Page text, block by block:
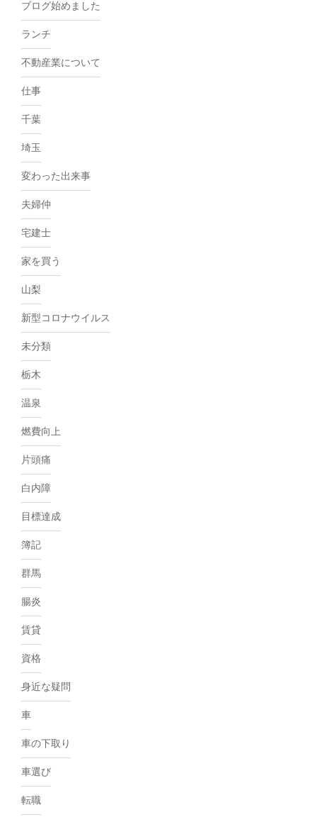
ブログ始めました
ランチ
不動産業について
仕事
千葉
埼玉
変わった出来事
夫婦仲
宅建士
家を買う
山梨
新型コロナウイルス
未分類
栃木
温泉
燃費向上
片頭痛
白内障
目標達成
簿記
群馬
腸炎
賃貸
資格
身近な疑問
車
車の下取り
車選び
転職